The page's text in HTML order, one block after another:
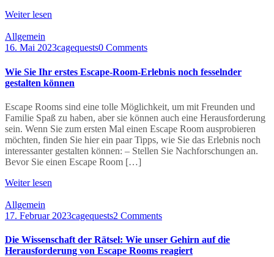
Weiter lesen
Allgemein
16. Mai 2023cagequests0 Comments
Wie Sie Ihr erstes Escape-Room-Erlebnis noch fesselnder
gestalten können
Escape Rooms sind eine tolle Möglichkeit, um mit Freunden und
Familie Spaß zu haben, aber sie können auch eine Herausforderung
sein. Wenn Sie zum ersten Mal einen Escape Room ausprobieren
möchten, finden Sie hier ein paar Tipps, wie Sie das Erlebnis noch
interessanter gestalten können: – Stellen Sie Nachforschungen an.
Bevor Sie einen Escape Room […]
Weiter lesen
Allgemein
17. Februar 2023cagequests2 Comments
Die Wissenschaft der Rätsel: Wie unser Gehirn auf die
Herausforderung von Escape Rooms reagiert